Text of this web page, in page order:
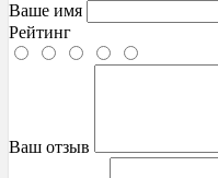
Ваше имя
Рейтинг
Ваш отзыв